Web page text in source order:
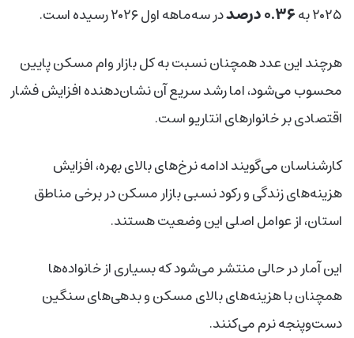
۲۰۲۵ به
۰.۳۶ درصد در سه‌ماهه اول ۲۰۲۶ رسیده است.
هرچند این عدد همچنان نسبت به کل بازار وام مسکن پایین
محسوب می‌شود، اما رشد سریع آن نشان‌دهنده افزایش فشار
اقتصادی بر خانوارهای انتاریو است.
کارشناسان می‌گویند ادامه نرخ‌های بالای بهره، افزایش
هزینه‌های زندگی و رکود نسبی بازار مسکن در برخی مناطق
استان، از عوامل اصلی این وضعیت هستند.
این آمار در حالی منتشر می‌شود که بسیاری از خانواده‌ها
همچنان با هزینه‌های بالای مسکن و بدهی‌های سنگین
دست‌وپنجه نرم می‌کنند.